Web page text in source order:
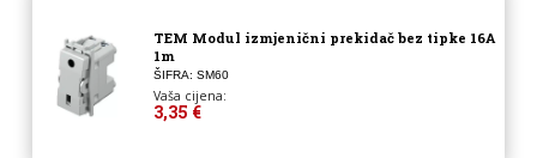
TEM Modul izmjenični prekidač bez tipke 16A
1m
ŠIFRA: SM60
Vaša cijena:
3,35 €